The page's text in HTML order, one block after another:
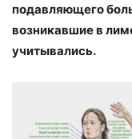
подавляющего
возникавшие в
учитывались.